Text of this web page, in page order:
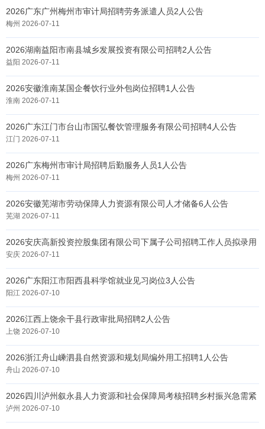
2026广东广州梅州市审计局招聘劳务派遣人员2人公告
梅州 2026-07-11
2026湖南益阳市南县城乡发展投资有限公司招聘2人公告
益阳 2026-07-11
2026安徽淮南某国企餐饮行业外包岗位招聘1人公告
淮南 2026-07-11
2026广东江门市台山市国弘餐饮管理服务有限公司招聘4人公告
江门 2026-07-11
2026广东梅州市审计局招聘后勤服务人员1人公告
梅州 2026-07-11
2026安徽芜湖市劳动保障人力资源有限公司人才储备6人公告
芜湖 2026-07-11
2026安庆高新投资控股集团有限公司下属子公司招聘工作人员拟录用
公告
安庆 2026-07-11
2026广东阳江市阳西县科学馆就业见习岗位3人公告
阳江 2026-07-10
2026江西上饶余干县行政审批局招聘2人公告
上饶 2026-07-10
2026浙江舟山嵊泗县自然资源和规划局编外用工招聘1人公告
舟山 2026-07-10
2026四川泸州叙永县人力资源和社会保障局考核招聘乡村振兴急需紧
缺专业大学本科生
泸州 2026-07-10